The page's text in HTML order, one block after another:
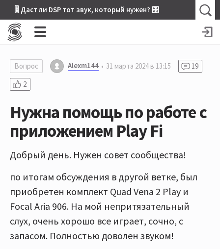
🎚 Даст ли DSP тот звук, который нужен? 🎛
Вопрос Alexm144 31 марта 2024 в 13:15
19
2
Нужна помощь по работе с
приложением Play Fi
Добрый день. Нужен совет сообщества!
по итогам обсуждения в другой ветке, был
приобретен комплект Quad Vena 2 Play и
Focal Aria 906. На мой непритязательный
слух, очень хорошо все играет, сочно, с
запасом. Полностью доволен звуком!